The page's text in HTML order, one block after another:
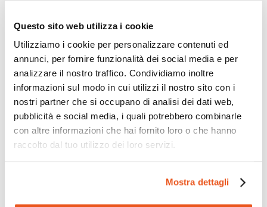
Questo sito web utilizza i cookie
Utilizziamo i cookie per personalizzare contenuti ed
annunci, per fornire funzionalità dei social media e per
analizzare il nostro traffico. Condividiamo inoltre
informazioni sul modo in cui utilizzi il nostro sito con i
nostri partner che si occupano di analisi dei dati web,
pubblicità e social media, i quali potrebbero combinarle
con altre informazioni che hai fornito loro o che hanno
raccolto dal tuo utilizzo dei loro servizi.
Mostra dettagli
per motivare, accompagnare e valorizzare.
stimolante e vicino alle proprie passioni.
Per le famiglie significa affidarsi a una scuola
che innova con responsabilità e attenzione alla
crescita.
Guardare avanti con coraggio
Il futuro non è un orizzonte lontano da temere:
Con i nuovi programmi formativi potenziati,